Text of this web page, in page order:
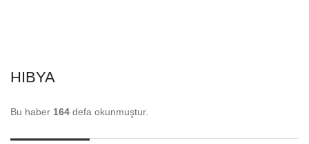
HIBYA
Bu haber 164 defa okunmuştur.